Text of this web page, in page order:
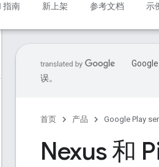
指南 新上架 参考文档 示
误。
首页 产品 Google Play
Nexus 和